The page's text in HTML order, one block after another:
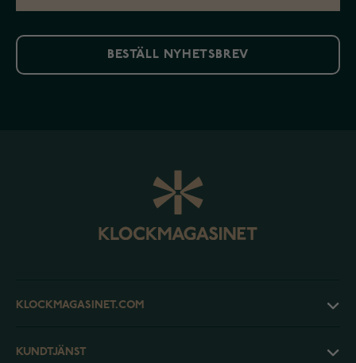
BESTÄLL NYHETSBREV
KLOCKMAGASINET.COM
KUNDTJÄNST